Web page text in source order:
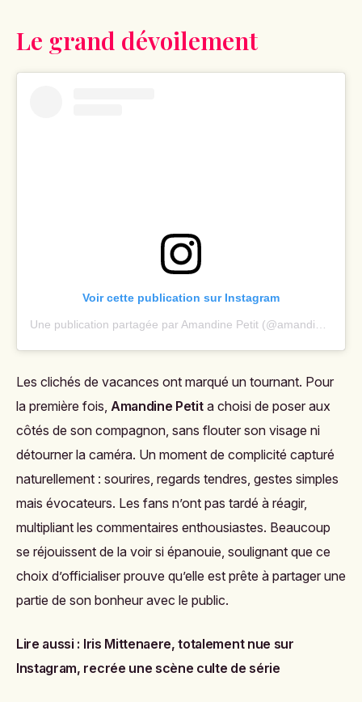
Le grand dévoilement
Voir cette publication sur Instagram
Les clichés de vacances ont marqué un tournant. Pour
la première fois, Amandine Petita choisi de poser aux
côtés de son compagnon, sans flouter son visage ni
détourner la caméra. Un moment de complicité capturé
naturellement : sourires, regards tendres, gestes simples
mais évocateurs. Les fans n’ont pas tardé à réagir,
multipliant les commentaires enthousiastes. Beaucoup
se réjouissent de la voir si épanouie, soulignant que ce
choix d’officialiser prouve qu’elle est prête à partager une
partie de son bonheur avec le public.
Lire aussi : Iris Mittenaere, totalement nue sur
Instagram, recrée une scène culte de série